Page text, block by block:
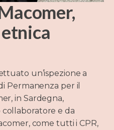
un’ispezione a
Permanenza per il
in Sardegna,
e da
come tutti i CPR,